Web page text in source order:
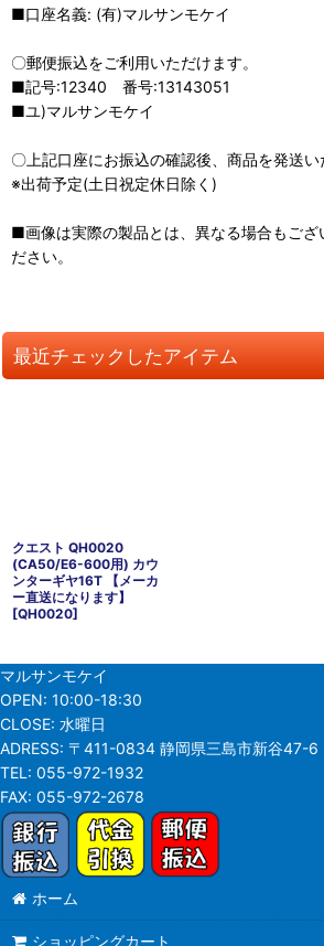
■口座名義: (有)マルサンモケイ
〇郵便振込をご利用いただけます。
■記号:12340 番号:13143051
■ユ)マルサンモケイ
〇上記口座にお振込の確認後、商品を発送い
※出荷予定(土日祝定休日除く)
■画像は実際の製品とは、異なる場合もござ
ださい。
最近チェックしたアイテム
クエスト QH0020
(CA50/E6-600用) カウ
ンターギヤ16T 【メーカ
ー直送になります】
[QH0020]
マルサンモケイ
OPEN: 10:00-18:30
CLOSE: 水曜日
ADRESS: 〒411-0834 静岡県三島市新谷47-6
TEL: 055-972-1932
FAX: 055-972-2678
ホーム
ショッピングカート